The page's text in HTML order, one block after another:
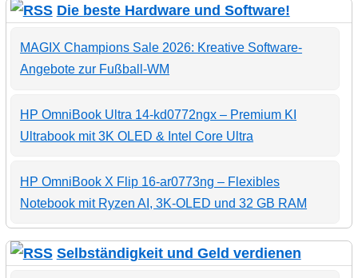
Die beste Hardware und Software!
MAGIX Champions Sale 2026: Kreative Software-
Angebote zur Fußball-WM
HP OmniBook Ultra 14-kd0772ngx – Premium KI
Ultrabook mit 3K OLED & Intel Core Ultra
HP OmniBook X Flip 16-ar0773ng – Flexibles
Notebook mit Ryzen AI, 3K-OLED und 32 GB RAM
Selbständigkeit und Geld verdienen